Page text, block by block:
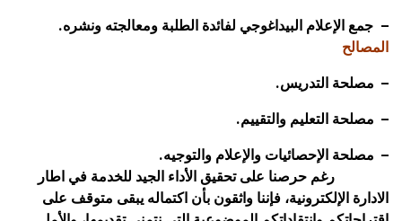
– جمع الإعلام البيداغوجي لفائدة الطلبة ومعالجته ونشره.
المصالح
– مصلحة التدريس.
– مصلحة التعليم والتقييم.
– مصلحة الإحصائيات والإعلام والتوجيه.
رغم حرصنا على تحقيق الأداء الجيد للخدمة في اطار
الادارة الإلكترونية، فإننا واثقون بأن اكتماله يبقى متوقف على